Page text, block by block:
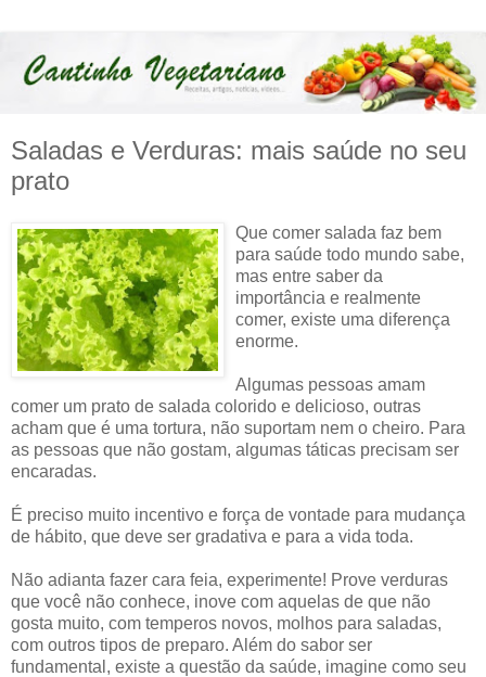
Saladas e Verduras: mais saúde no seu
prato
Que comer salada faz bem
para saúde todo mundo sabe,
mas entre saber da
importância e realmente
comer, existe uma diferença
enorme.
Algumas pessoas amam
comer um prato de salada colorido e delicioso, outras
acham que é uma tortura, não suportam nem o cheiro. Para
as pessoas que não gostam, algumas táticas precisam ser
encaradas.
É preciso muito incentivo e força de vontade para mudança
de hábito, que deve ser gradativa e para a vida toda.
Não adianta fazer cara feia, experimente! Prove verduras
que você não conhece, inove com aquelas de que não
gosta muito, com temperos novos, molhos para saladas,
com outros tipos de preparo. Além do sabor ser
fundamental, existe a questão da saúde, imagine como seu